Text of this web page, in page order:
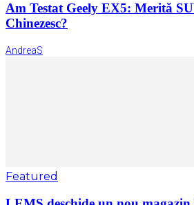
Am Testat Geely EX5: Merită
Chinezesc?
AndreaS
Featured